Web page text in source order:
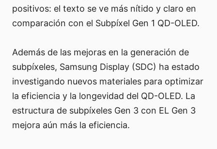
positivos: el texto se ve más nítido y claro en
comparación con el Subpíxel Gen 1 QD-OLED.
Además de las mejoras en la generación de
subpíxeles, Samsung Display (SDC) ha estado
investigando nuevos materiales para optimizar
la eficiencia y la longevidad del QD-OLED. La
estructura de subpíxeles Gen 3 con EL Gen 3
mejora aún más la eficiencia.